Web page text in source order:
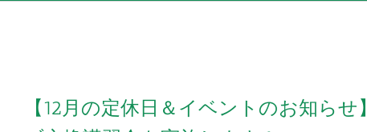
【12月の定休日＆イベントのお知ら